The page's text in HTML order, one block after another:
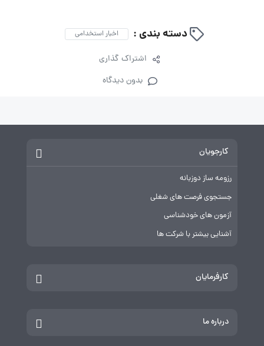
دسته بندی : اخبار استخدامی
اشتراک گذاری
بدون دیدگاه
کارجویان
رزومه ساز دوزبانه
جستجوی فرصت های شغلی
آزمون های خودشناسی
آشنایی بیشتر با شرکت ها
کارفرمایان
درباره ما